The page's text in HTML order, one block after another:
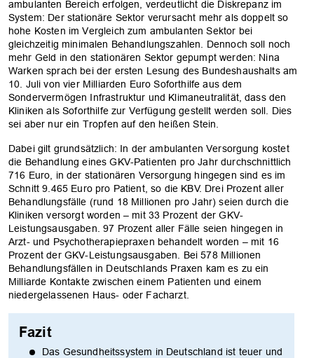
ambulanten Bereich erfolgen, verdeutlicht die Diskrepanz im
System: Der stationäre Sektor verursacht mehr als doppelt so
hohe Kosten im Vergleich zum ambulanten Sektor bei
gleichzeitig minimalen Behandlungszahlen. Dennoch soll noch
mehr Geld in den stationären Sektor gepumpt werden: Nina
Warken sprach bei der ersten Lesung des Bundeshaushalts am
10. Juli von vier Milliarden Euro Soforthilfe aus dem
Sondervermögen Infrastruktur und Klimaneutralität, dass den
Kliniken als Soforthilfe zur Verfügung gestellt werden soll. Dies
sei aber nur ein Tropfen auf den heißen Stein.
Dabei gilt grundsätzlich: In der ambulanten Versorgung kostet
die Behandlung eines GKV-Patienten pro Jahr durchschnittlich
716 Euro, in der stationären Versorgung hingegen sind es im
Schnitt 9.465 Euro pro Patient, so die KBV. Drei Prozent aller
Behandlungsfälle (rund 18 Millionen pro Jahr) seien durch die
Kliniken versorgt worden – mit 33 Prozent der GKV-
Leistungsausgaben. 97 Prozent aller Fälle seien hingegen in
Arzt- und Psychotherapiepraxen behandelt worden – mit 16
Prozent der GKV-Leistungsausgaben. Bei 578 Millionen
Behandlungsfällen in Deutschlands Praxen kam es zu ein
Milliarde Kontakte zwischen einem Patienten und einem
niedergelassenen Haus- oder Facharzt.
Fazit
Das Gesundheitssystem in Deutschland ist teuer und